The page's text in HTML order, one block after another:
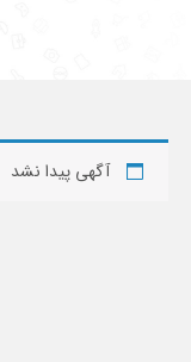
آگهی پیدا نشد